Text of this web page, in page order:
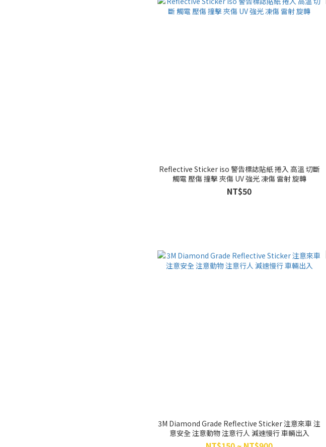
Reflective Sticker iso 警告標誌貼紙 捲入 高溫 切斷
觸電 壓傷 撞擊 夾傷 UV 強光 凍傷 雷射 旋轉
NT$50
3M Diamond Grade Reflective Sticker 注意來車 注
意安全 注意動物 注意行人 減速慢行 車輛出入